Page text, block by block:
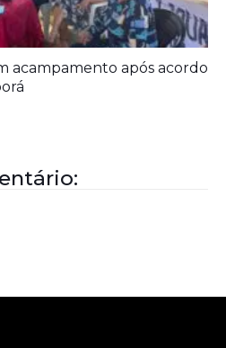
de Rádio com mais de